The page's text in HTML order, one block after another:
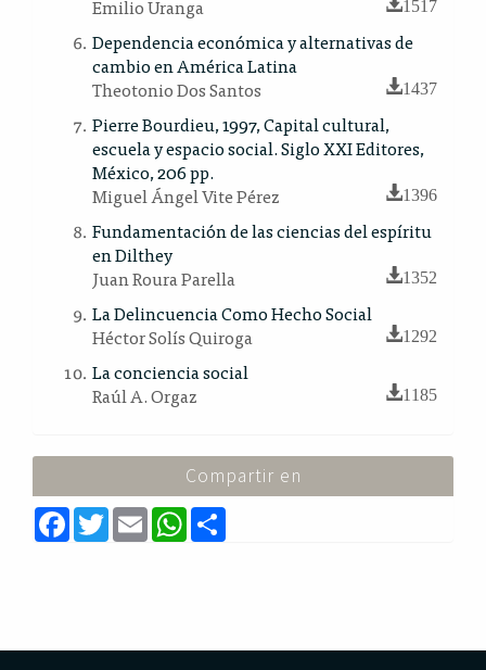
Emilio Uranga
1517
Dependencia económica y alternativas de
cambio en América Latina
Theotonio Dos Santos
1437
Pierre Bourdieu, 1997, Capital cultural,
escuela y espacio social. Siglo XXI Editores,
México, 206 pp.
Miguel Ángel Vite Pérez
1396
Fundamentación de las ciencias del espíritu
en Dilthey
Juan Roura Parella
1352
La Delincuencia Como Hecho Social
Héctor Solís Quiroga
1292
La conciencia social
Raúl A. Orgaz
1185
Compartir en
F
a
c
T
w
E
m
a
W
h
a